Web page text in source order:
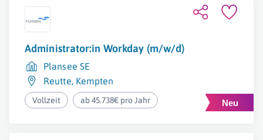
Administrator:in Workday (m/w/d)
Plansee SE
Reutte, Kempten
Vollzeit ab 45.738€ pro Jahr